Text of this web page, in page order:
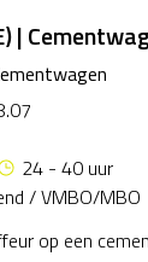
|
24 - 40 uur
/ VMBO/MBO
op een